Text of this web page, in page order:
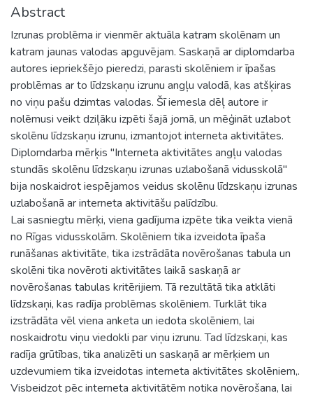
Abstract
Izrunas problēma ir vienmēr aktuāla katram skolēnam un
katram jaunas valodas apguvējam. Saskaņā ar diplomdarba
autores iepriekšējo pieredzi, parasti skolēniem ir īpašas
problēmas ar to līdzskaņu izrunu angļu valodā, kas atšķiras
no viņu pašu dzimtas valodas. Šī iemesla dēļ autore ir
nolēmusi veikt dziļāku izpēti šajā jomā, un mēģināt uzlabot
skolēnu līdzskaņu izrunu, izmantojot interneta aktivitātes.
Diplomdarba mērķis "Interneta aktivitātes angļu valodas
stundās skolēnu līdzskaņu izrunas uzlabošanā vidusskolā"
bija noskaidrot iespējamos veidus skolēnu līdzskaņu izrunas
uzlabošanā ar interneta aktivitāšu palīdzību.
Lai sasniegtu mērķi, viena gadījuma izpēte tika veikta vienā
no Rīgas vidusskolām. Skolēniem tika izveidota īpaša
runāšanas aktivitāte, tika izstrādāta novērošanas tabula un
skolēni tika novēroti aktivitātes laikā saskaņā ar
novērošanas tabulas kritērijiem. Tā rezultātā tika atklāti
līdzskaņi, kas radīja problēmas skolēniem. Turklāt tika
izstrādāta vēl viena anketa un iedota skolēniem, lai
noskaidrotu viņu viedokli par viņu izrunu. Tad līdzskaņi, kas
radīja grūtības, tika analizēti un saskaņā ar mērķiem un
uzdevumiem tika izveidotas interneta aktivitātes skolēniem,.
Visbeidzot pēc interneta aktivitātēm notika novērošana, lai